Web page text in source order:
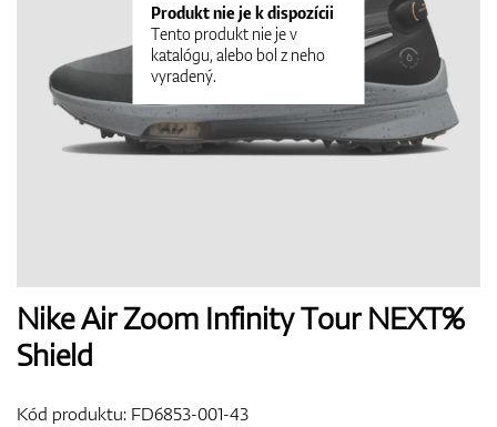
Oblečenie
Produkt nie je k dispozícii
Tento produkt nie je v
katalógu, alebo bol z neho
vyradený.
Nike Air Zoom Infinity Tour NEXT%
Shield
Kód produktu: FD6853-001-43